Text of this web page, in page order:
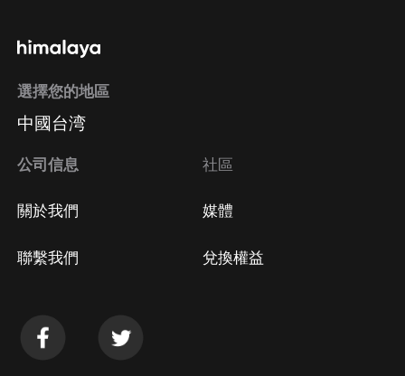
選擇您的地區
中國台湾
公司信息
關於我們
聯繫我們
社區
媒體
兌換權益